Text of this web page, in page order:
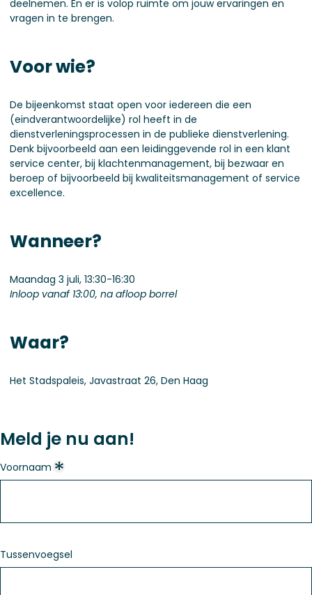
deelnemen. En er is volop ruimte om jouw ervaringen en
vragen in te brengen.
Voor wie?
De bijeenkomst staat open voor iedereen die een
(eindverantwoordelijke) rol heeft in de
dienstverleningsprocessen in de publieke dienstverlening.
Denk bijvoorbeeld aan een leidinggevende rol in een klant
service center, bij klachtenmanagement, bij bezwaar en
beroep of bijvoorbeeld bij kwaliteitsmanagement of service
excellence.
Wanneer?
Maandag 3 juli, 13:30-16:30
Inloop vanaf 13:00, na afloop borrel
Waar?
Het Stadspaleis, Javastraat 26, Den Haag
Meld je nu aan!
Voornaam
Tussenvoegsel